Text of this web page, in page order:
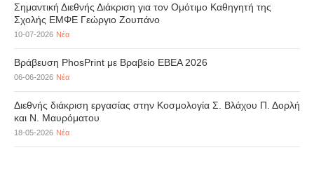
Σημαντική Διεθνής Διάκριση για τον Ομότιμο Καθηγητή της
Σχολής ΕΜΦΕ Γεώργιο Ζουπάνο
10-07-2026 Νέα
Βράβευση PhosPrint με Βραβείο ΕΒΕΑ 2026
06-06-2026 Νέα
Διεθνής διάκριση εργασίας στην Κοσμολογία Σ. Βλάχου Π. Δορλή
και Ν. Μαυρόματου
18-05-2026 Νέα